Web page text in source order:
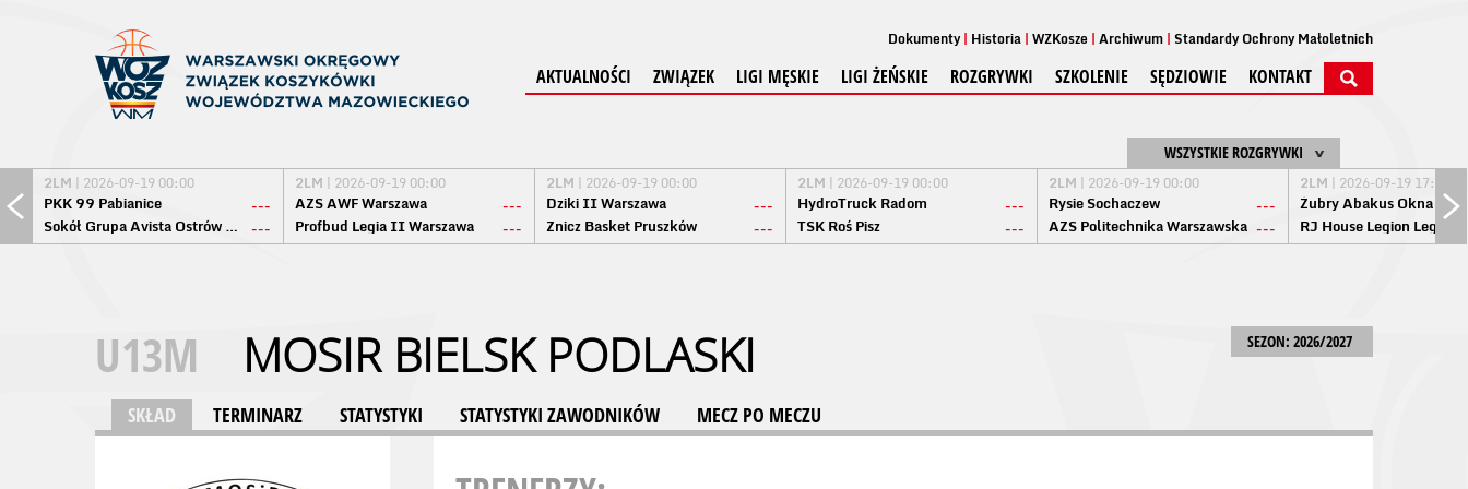
Dokumenty Historia WZKosze Archiwum Standardy Ochrony Małoletnich
AKTUALNOŚCI ZWIĄZEK LIGI MĘSKIE LIGI ŻEŃSKIE ROZGRYWKI SZKOLENIE SĘDZIOWIE KONTAKT
WSZYSTKIE ROZGRYWKI
2LM | 2026-09-19 00:00
PKK 99 Pabianice
---
Sokół Grupa Avista Ostrów Maz. ---
2LM | 2026-09-19 00:00
AZS AWF Warszawa
---
Profbud Legia II Warszawa
---
2LM | 2026-09-19 00:00
Dziki II Warszawa
---
Znicz Basket Pruszków
---
2LM | 2026-09-19 00:00
HydroTruck Radom
---
TSK Roś Pisz
---
2LM | 2026-09-19 00:00
Rysie Sochaczew
---
AZS Politechnika Warszawska ---
2LM | 2026-09-19 17:00
Żubry Abakus Okna
RJ House Legion
SEZON: 2026/2027
U13M MOSIR BIELSK PODLASKI
SKŁAD TERMINARZ STATYSTYKI STATYSTYKI ZAWODNIKÓW MECZ PO MECZU